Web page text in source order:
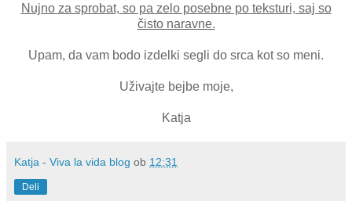
Nujno za sprobat, so pa zelo posebne po teksturi, saj so
čisto naravne.
Upam, da vam bodo izdelki segli do srca kot so meni.
Uživajte bejbe moje,
Katja
Katja - Viva la vida blog ob 12:31
Deli